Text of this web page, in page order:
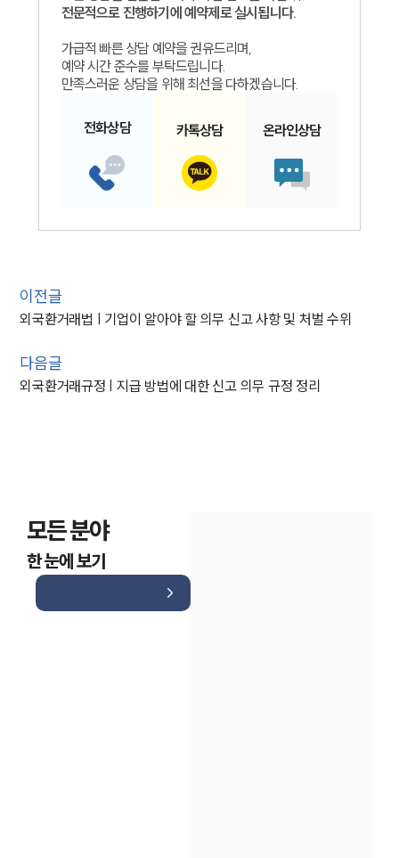
전문적으로 진행하기에 예약제로 실시됩니다.
가급적 빠른 상담 예약을 권유드리며,
예약 시간 준수를 부탁드립니다.
만족스러운 상담을 위해 최선을 다하겠습니다.
전화상담 카톡상담 온라인상담
이전글
외국환거래법 | 기업이 알아야 할 의무 신고 사항 및 처벌 수위
다음글
외국환거래규정 | 지급 방법에 대한 신고 의무 규정 정리
모든 분야
한 눈에 보기